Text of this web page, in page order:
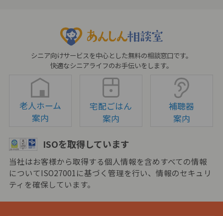
シニア向けサービスを中心とした無料の相談窓口です。
快適なシニアライフのお手伝いをします。
老人ホーム
案内
宅配ごはん
案内
補聴器
案内
ISOを取得しています
当社はお客様から取得する個人情報を含めすべての情報
についてISO27001に基づく管理を行い、情報のセキュリ
ティを確保しています。